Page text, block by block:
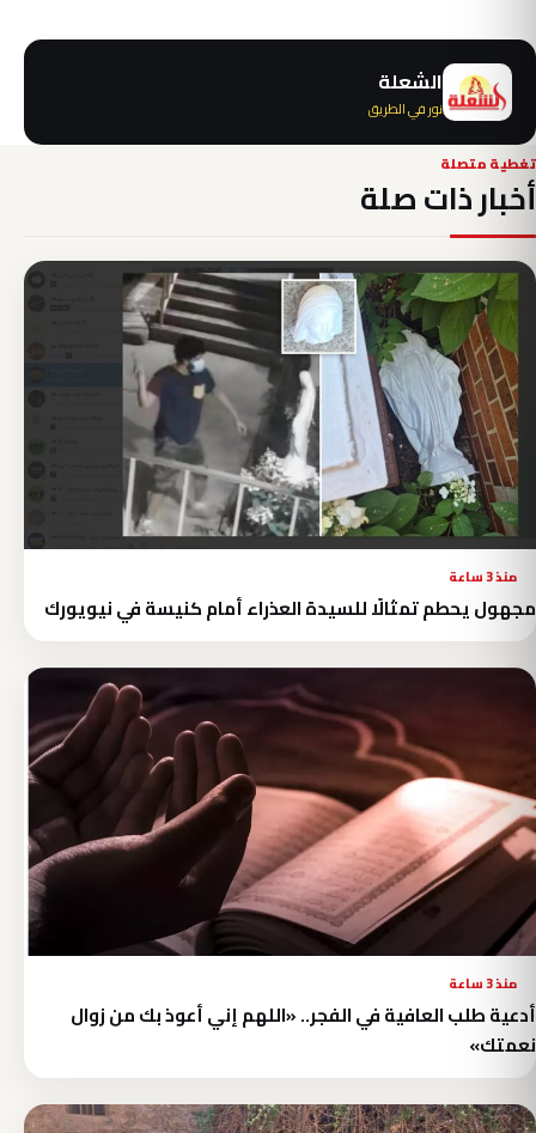
الشعلة
نور في الطريق
تغطية متصلة
أخبار ذات صلة
منذ 3 ساعة
مجهول يحطم تمثالًا للسيدة العذراء أمام كنيسة في نيويورك
منذ 3 ساعة
أدعية طلب العافية في الفجر.. «اللهم إني أعوذ بك من زوال
نعمتك»